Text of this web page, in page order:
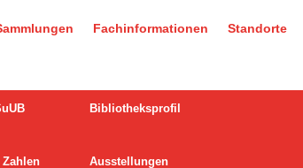
Fachinformationen Standorte
Bibliotheksprofil
Ausstellungen